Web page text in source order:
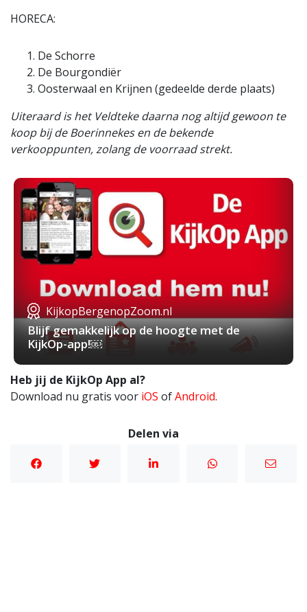
HORECA:
De Schorre
De Bourgondiër
Oosterwaal en Krijnen (gedeelde derde plaats)
Uiteraard is het Veldteke daarna nog altijd gewoon te
koop bij de Boerinnekes en de bekende
verkooppunten, zolang de voorraad strekt.
KijkopBergenopZoom.nl
Blijf gemakkelijk op de hoogte met de
KijkOp-app!￼
Heb jij de KijkOp App al?
Download nu gratis voor iOS ofAndroid.
Delen via